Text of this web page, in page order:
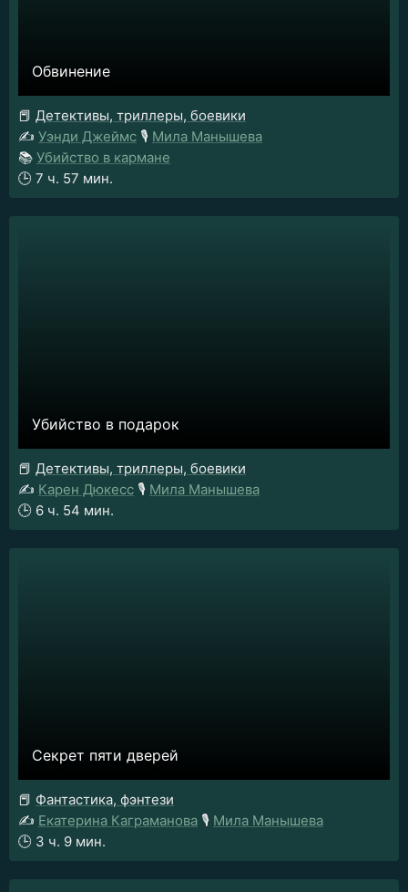
Обвинение
📕 Детективы, триллеры, боевики
✍️ Уэнди Джеймс 🎙️ Мила Манышева
📚 Убийство в кармане
🕒 7 ч. 57 мин.
Убийство в подарок
📕 Детективы, триллеры, боевики
✍️ Карен Дюкесс 🎙️ Мила Манышева
🕒 6 ч. 54 мин.
Секрет пяти дверей
📕 Фантастика, фэнтези
✍️ Екатерина Каграманова 🎙️ Мила Манышева
🕒 3 ч. 9 мин.